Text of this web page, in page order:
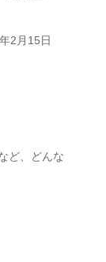
2月15日
ど、どんな